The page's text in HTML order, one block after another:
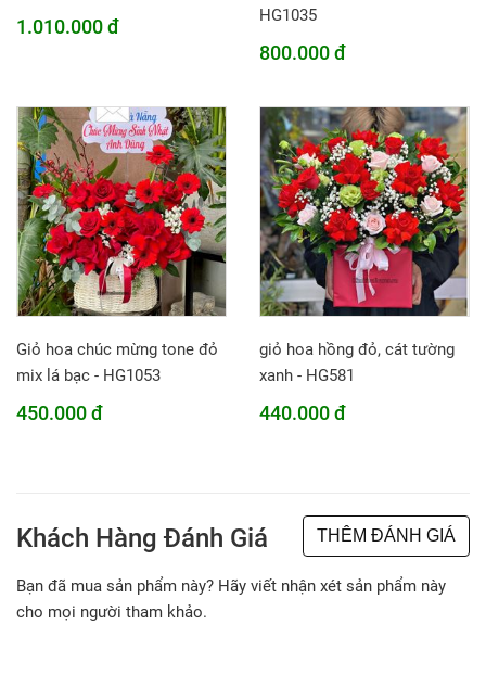
1.010.000 đ
HG1035
800.000 đ
Giỏ hoa chúc mừng tone đỏ
mix lá bạc - HG1053
450.000 đ
giỏ hoa hồng đỏ, cát tường
xanh - HG581
440.000 đ
Khách Hàng Đánh Giá THÊM ĐÁNH GIÁ
Bạn đã mua sản phẩm này? Hãy viết nhận xét sản phẩm này
cho mọi người tham khảo.